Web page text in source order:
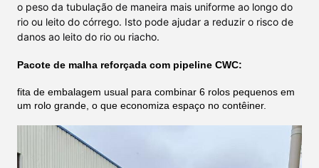
o peso da tubulação de maneira mais uniforme ao longo do
rio ou leito do córrego. Isto pode ajudar a reduzir o risco de
danos ao leito do rio ou riacho.
Pacote de malha reforçada com pipeline CWC:
fita de embalagem usual para combinar 6 rolos pequenos em
um rolo grande, o que economiza espaço no contêiner.